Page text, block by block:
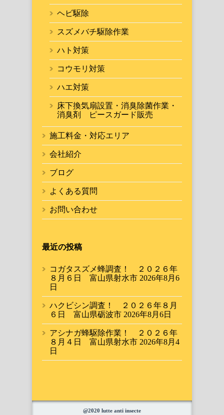
ヘビ駆除
スズメバチ駆除作業
ハト対策
コウモリ対策
ハエ対策
床下換気扇設置・消臭除菌作業・
消臭剤 ピースガード販売
施工料金・対応エリア
会社紹介
ブログ
よくある質問
お問い合わせ
最近の投稿
コガタスズメ蜂調査！ ２０２６年
８月６日 富山県射水市 2026年8月6
日
ハクビシン調査！ ２０２６年８月
６日 富山県砺波市 2026年8月6日
アシナガ蜂駆除作業！ ２０２６年
８月４日 富山県射水市 2026年8月4
日
@2020 lutte anti insecte